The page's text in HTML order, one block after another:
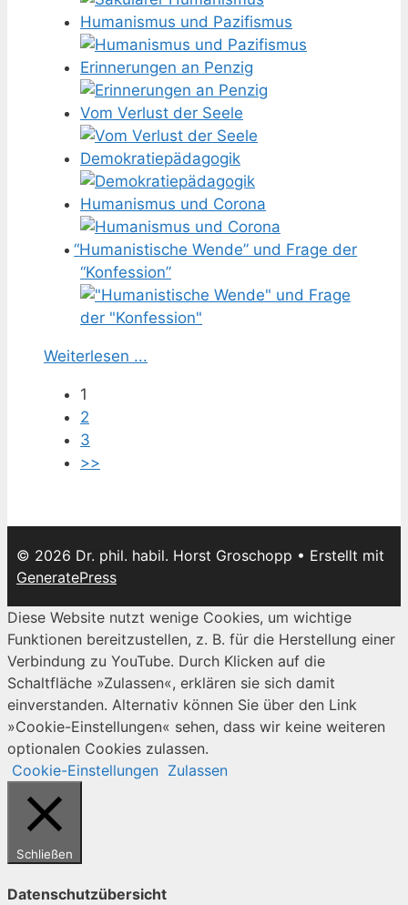
Humanismus und Pazifismus
Erinnerungen an Penzig
Vom Verlust der Seele
Demokratiepädagogik
Humanismus und Corona
“Humanistische Wende” und Frage der
“Konfession”
Weiterlesen ...
1
2
3
>>
© 2026 Dr. phil. habil. Horst Groschopp • Erstellt mit
GeneratePress
Diese Website nutzt wenige Cookies, um wichtige
Funktionen bereitzustellen, z. B. für die Herstellung einer
Verbindung zu YouTube. Durch Klicken auf die
Schaltfläche »Zulassen«, erklären sie sich damit
einverstanden. Alternativ können Sie über den Link
»Cookie-Einstellungen« sehen, dass wir keine weiteren
optionalen Cookies zulassen.
Cookie-Einstellungen Zulassen
Schließen
Datenschutzübersicht